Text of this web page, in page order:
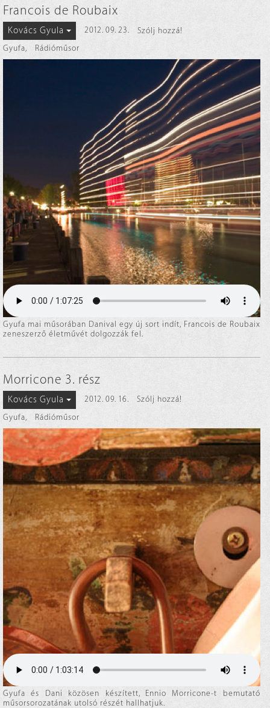
Francois de Roubaix
Kovács Gyula 2012. 09. 23.
Szólj hozzá!
Gyufa, Rádióműsor
Gyufa mai műsorában Danival egy új sort indít, Francois de Roubaix
zeneszerző életművét dolgozzák fel.
Morricone 3. rész
Kovács Gyula 2012. 09. 16.
Szólj hozzá!
Gyufa, Rádióműsor
Gyufa és Dani közösen készített, Ennio Morricone-t bemutató
műsorsorozatának utolsó részét hallhatjuk.